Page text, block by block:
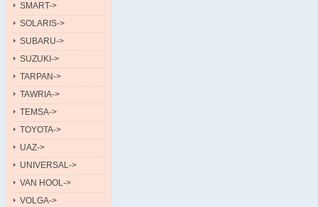
SMART->
SOLARIS->
SUBARU->
SUZUKI->
TARPAN->
TAWRIA->
TEMSA->
TOYOTA->
UAZ->
UNIVERSAL->
VAN HOOL->
VOLGA->